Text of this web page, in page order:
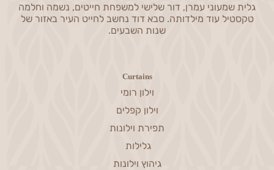
גלית שמעוני עמרן, דור שלישי למשפחת חייטים, נשמה וחלמה
טקסטיל עוד מילדותה. סבא דוד נחשב לחייט העיר באזור של
שנות השבעים.
Curtains
וילון רומי
וילון קפלים
תפירת וילונות
גלילות
גיהוץ וילונות